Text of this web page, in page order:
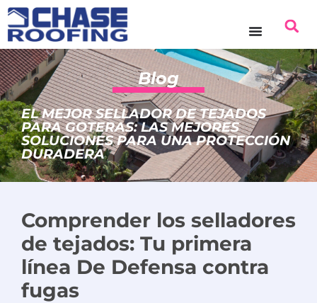
contenido
Blog
EL MEJOR SELLADOR DE TEJADOS
PARA GOTERAS: LAS MEJORES
SOLUCIONES PARA UNA PROTECCIÓN
DURADERA
Comprender los selladores
de tejados: Tu primera
línea De Defensa contra
fugas